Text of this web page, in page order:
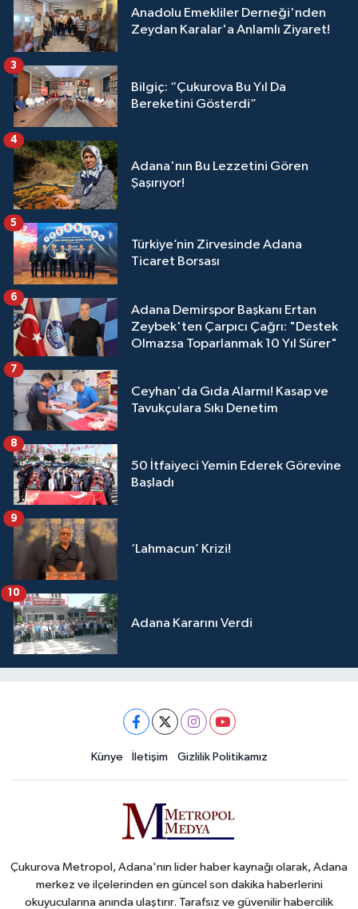
Anadolu Emekliler Derneği'nden
Zeydan Karalar'a Anlamlı Ziyaret!
Bilgiç: “Çukurova Bu Yıl Da
Bereketini Gösterdi”
3
Adana'nın Bu Lezzetini Gören
Şaşırıyor!
4
Türkiye’nin Zirvesinde Adana
Ticaret Borsası
5
Adana Demirspor Başkanı Ertan
Zeybek'ten Çarpıcı Çağrı: "Destek
Olmazsa Toparlanmak 10 Yıl Sürer"
6
Ceyhan'da Gıda Alarmı! Kasap ve
Tavukçulara Sıkı Denetim
7
50 İtfaiyeci Yemin Ederek Görevine
Başladı
8
‘Lahmacun’ Krizi!
9
Adana Kararını Verdi
10
Künye İletişim Gizlilik Politikamız
Çukurova Metropol, Adana'nın lider haber kaynağı olarak, Adana
merkez ve ilçelerinden en güncel son dakika haberlerini
okuyucularına anında ulaştırır. Tarafsız ve güvenilir habercilik